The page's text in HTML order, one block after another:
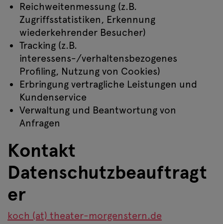
Reichweitenmessung (z.B.
Zugriffsstatistiken, Erkennung
wiederkehrender Besucher)
Tracking (z.B.
interessens-/verhaltensbezogenes
Profiling, Nutzung von Cookies)
Erbringung vertragliche Leistungen und
Kundenservice
Verwaltung und Beantwortung von
Anfragen
Kontakt
Datenschutzbeauftragt
er
koch (at) theater-morgenstern.de